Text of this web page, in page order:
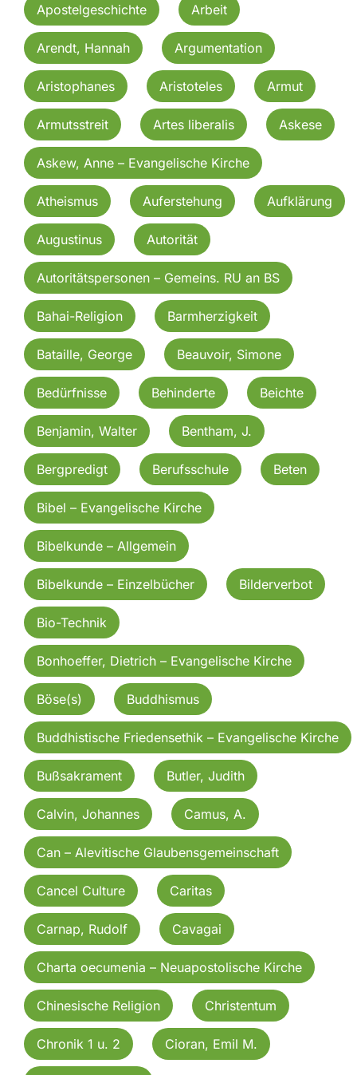
Apostelgeschichte Arbeit
Arendt, Hannah Argumentation
Aristophanes Aristoteles Armut
Armutsstreit Artes liberalis Askese
Askew, Anne – Evangelische Kirche
Atheismus Auferstehung Aufklärung
Augustinus Autorität
Autoritätspersonen – Gemeins. RU an BS
Bahai-Religion Barmherzigkeit
Bataille, George Beauvoir, Simone
Bedürfnisse Behinderte Beichte
Benjamin, Walter Bentham, J.
Bergpredigt Berufsschule Beten
Bibel – Evangelische Kirche
Bibelkunde – Allgemein
Bibelkunde – Einzelbücher Bilderverbot
Bio-Technik
Bonhoeffer, Dietrich – Evangelische Kirche
Böse(s) Buddhismus
Buddhistische Friedensethik – Evangelische Kirche
Bußsakrament Butler, Judith
Calvin, Johannes Camus, A.
Can – Alevitische Glaubensgemeinschaft
Cancel Culture Caritas
Carnap, Rudolf Cavagai
Charta oecumenia – Neuapostolische Kirche
Chinesische Religion Christentum
Chronik 1 u. 2 Cioran, Emil M.